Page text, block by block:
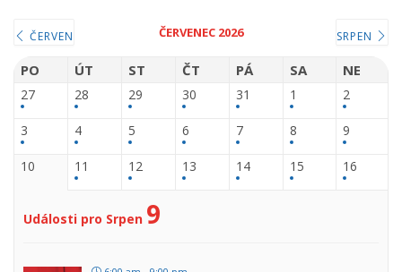
ČERVEN ČERVENEC 2026 SRPEN
PO ÚT ST ČT PÁ SA NE
27 28 29 30 31 1 2
3 4 5 6 7 8 9
10 11 12 13 14 15 16
Události pro Srpen 9